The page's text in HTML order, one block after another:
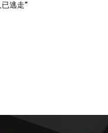
逃走”